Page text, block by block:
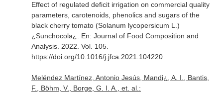
Effect of regulated deficit irrigation on commercial quality
parameters, carotenoids, phenolics and sugars of the
black cherry tomato (Solanum lycopersicum L.)
¿Sunchocola¿. En: Journal of Food Composition and
Analysis. 2022. Vol. 105.
https://doi.org/10.1016/j.jfca.2021.104220
Meléndez Martínez, Antonio Jesús, Mandi¿, A. I., Bantis,
F., Böhm, V., Borge, G. I. A., et. al.: